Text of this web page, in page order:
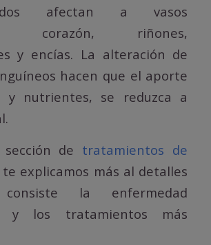
afectan a vasos
corazón, riñones,
y encías. La alteración de
hacen que el aporte
y nutrientes, se reduzca a
de tratamientos de
te explicamos más al detalles
la enfermedad
y los tratamientos más